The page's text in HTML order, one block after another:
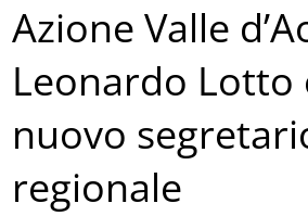
Azione Valle
Leonardo Lotto
nuovo
regionale